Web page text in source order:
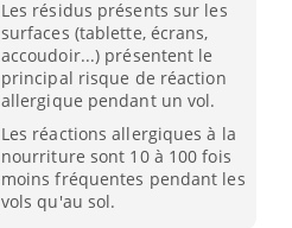
Les résidus présents sur les
surfaces (tablette, écrans,
accoudoir...) présentent le
principal risque de réaction
allergique pendant un vol.
Les réactions allergiques à la
nourriture sont 10 à 100 fois
moins fréquentes pendant les
vols qu'au sol.